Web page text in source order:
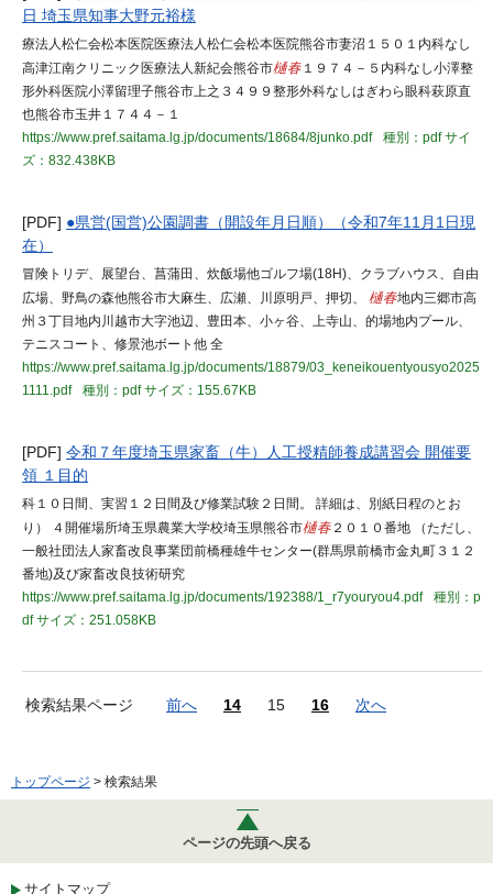
日 埼玉県知事大野元裕様
療法人松仁会松本医院医療法人松仁会松本医院熊谷市妻沼１５０１内科なし
高津江南クリニック医療法人新紀会熊谷市樋春 １９７４－５内科なし小澤整
形外科医院小澤留理子熊谷市上之３４９９整形外科なしはぎわら眼科萩原直
也熊谷市玉井１７４４－１
https://www.pref.saitama.lg.jp/documents/18684/8junko.pdf
種別：pdfサイ
ズ：832.438KB
[PDF] ●県営(国営)公園調書（開設年月日順）（令和7年11月1日現
在）
冒険トリデ、展望台、菖蒲田、炊飯場他ゴルフ場(18H)、クラブハウス、自由
広場、野鳥の森他熊谷市大麻生、広瀬、川原明戸、押切、 樋春地内三郷市高
州３丁目地内川越市大字池辺、豊田本、小ヶ谷、上寺山、的場地内プール、
テニスコート、修景池ボート他 全
https://www.pref.saitama.lg.jp/documents/18879/03_keneikouentyousyo2025
1111.pdf
種別：pdfサイズ：155.67KB
[PDF] 令和７年度埼玉県家畜（牛）人工授精師養成講習会 開催要
領 １目的
科１０日間、実習１２日間及び修業試験２日間。 詳細は、別紙日程のとお
り） ４開催場所埼玉県農業大学校埼玉県熊谷市樋春 ２０１０番地 （ただし、
一般社団法人家畜改良事業団前橋種雄牛センター(群馬県前橋市金丸町３１２
番地)及び家畜改良技術研究
https://www.pref.saitama.lg.jp/documents/192388/1_r7youryou4.pdf
種別：p
dfサイズ：251.058KB
検索結果ページ 前へ 14 15 16 次へ
トップページ > 検索結果
ページの先頭へ戻る
サイトマップ